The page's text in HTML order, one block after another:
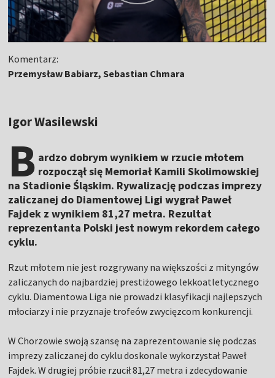
Komentarz:
Przemysław Babiarz, Sebastian Chmara
Igor Wasilewski
B ardzo dobrym wynikiem w rzucie młotem
rozpoczął się Memoriał Kamili Skolimowskiej
na Stadionie Śląskim. Rywalizację podczas imprezy
zaliczanej do Diamentowej Ligi wygrał Paweł
Fajdek z wynikiem 81,27 metra. Rezultat
reprezentanta Polski jest nowym rekordem całego
cyklu.
Rzut młotem nie jest rozgrywany na większości z mityngów
zaliczanych do najbardziej prestiżowego lekkoatletycznego
cyklu. Diamentowa Liga nie prowadzi klasyfikacji najlepszych
młociarzy i nie przyznaje trofeów zwycięzcom konkurencji.
W Chorzowie swoją szansę na zaprezentowanie się podczas
imprezy zaliczanej do cyklu doskonale wykorzystał Paweł
Fajdek. W drugiej próbie rzucił 81,27 metra i zdecydowanie